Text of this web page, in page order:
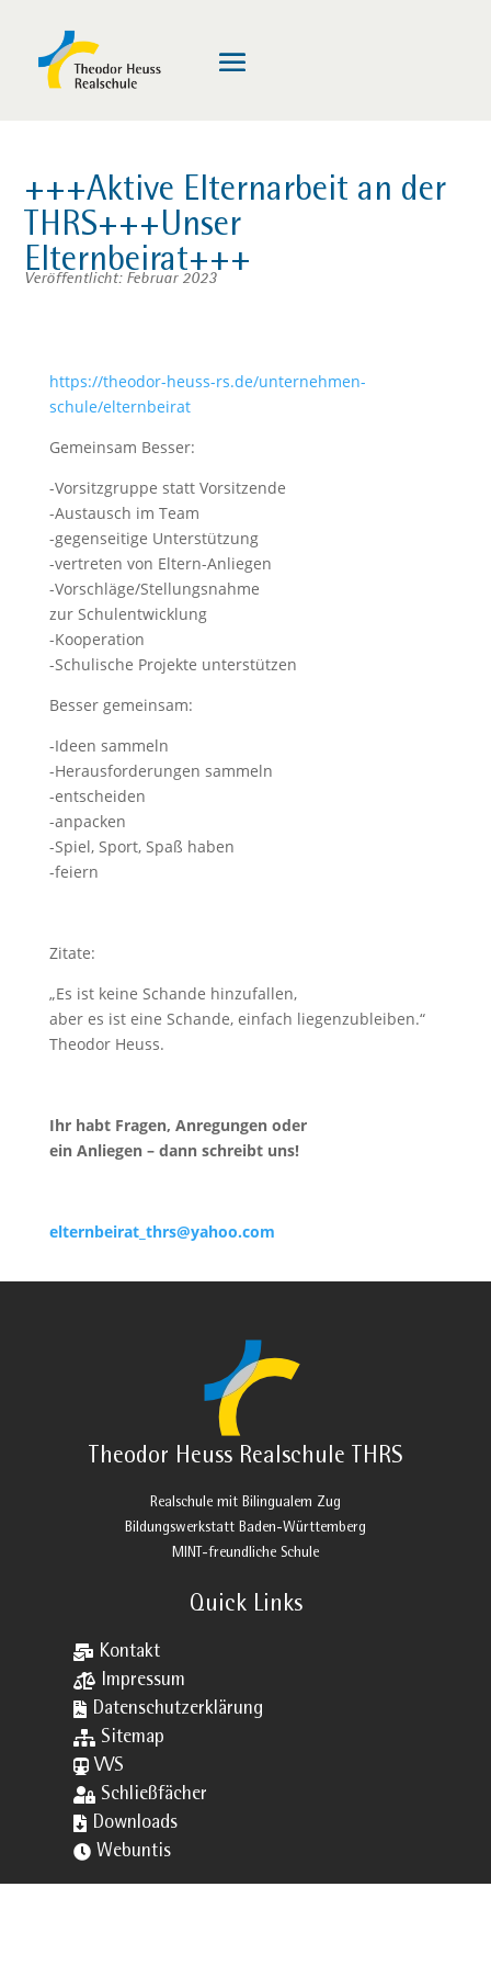
+++Aktive Elternarbeit an der
THRS+++Unser
Elternbeirat+++
Veröffentlicht: Februar 2023
https://theodor-heuss-rs.de/unternehmen-
schule/elternbeirat
Gemeinsam Besser:
-Vorsitzgruppe statt Vorsitzende
-Austausch im Team
-gegenseitige Unterstützung
-vertreten von Eltern-Anliegen
-Vorschläge/Stellungsnahme
zur Schulentwicklung
-Kooperation
-Schulische Projekte unterstützen
Besser gemeinsam:
-Ideen sammeln
-Herausforderungen sammeln
-entscheiden
-anpacken
-Spiel, Sport, Spaß haben
-feiern
Zitate:
„Es ist keine Schande hinzufallen,
aber es ist eine Schande, einfach liegenzubleiben.“
Theodor Heuss.
Ihr habt Fragen, Anregungen oder
ein Anliegen – dann schreibt uns!
elternbeirat_thrs@yahoo.com
Theodor Heuss Realschule THRS
Realschule mit Bilingualem Zug
Bildungswerkstatt Baden-Württemberg
MINT-freundliche Schule
Quick Links
 Kontakt
 Impressum
 Datenschutzerklärung
 Sitemap
 VVS
 Schließfächer
 Downloads
 Webuntis